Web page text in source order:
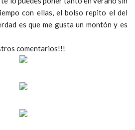
con ellas, el bolso repito el del
es que me gusta un montón y es
comentarios!!!